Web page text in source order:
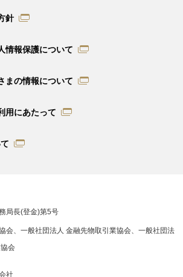
針
情報保護について
まの情報について
用にあたって
局長(登金)第5号
会、一般社団法人 金融先物取引業協会、一般社団法
会
社